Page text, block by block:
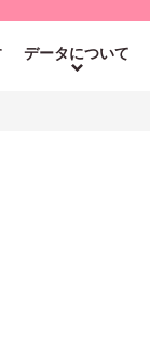
データについて